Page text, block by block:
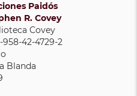
Paidós
R. Covey
Covey
958-42-4729-2
Blanda